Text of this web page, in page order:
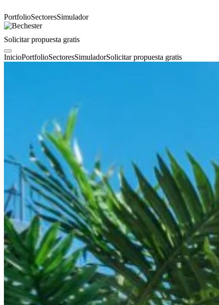
PortfolioSectoresSimulador
Solicitar propuesta gratis
InicioPortfolioSectoresSimuladorSolicitar propuesta gratis